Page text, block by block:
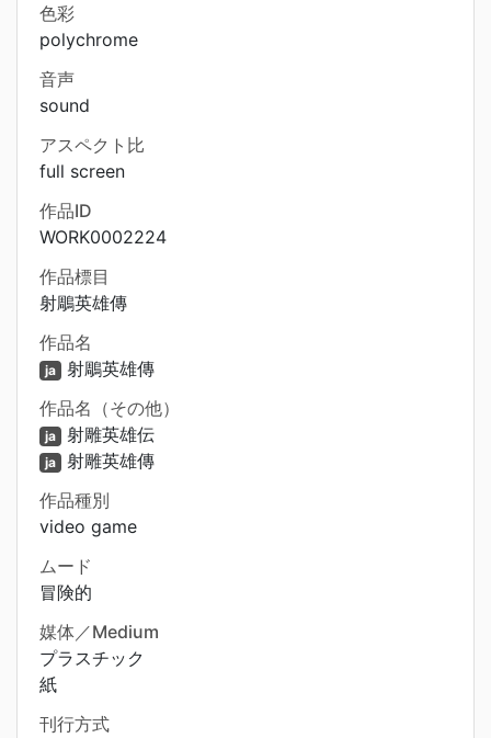
色彩
polychrome
音声
sound
アスペクト比
full screen
作品ID
WORK0002224
作品標目
射鵰英雄傳
作品名
ja 射鵰英雄傳
作品名（その他）
ja 射雕英雄伝
ja 射雕英雄傳
作品種別
video game
ムード
冒険的
媒体／Medium
プラスチック
紙
刊行方式